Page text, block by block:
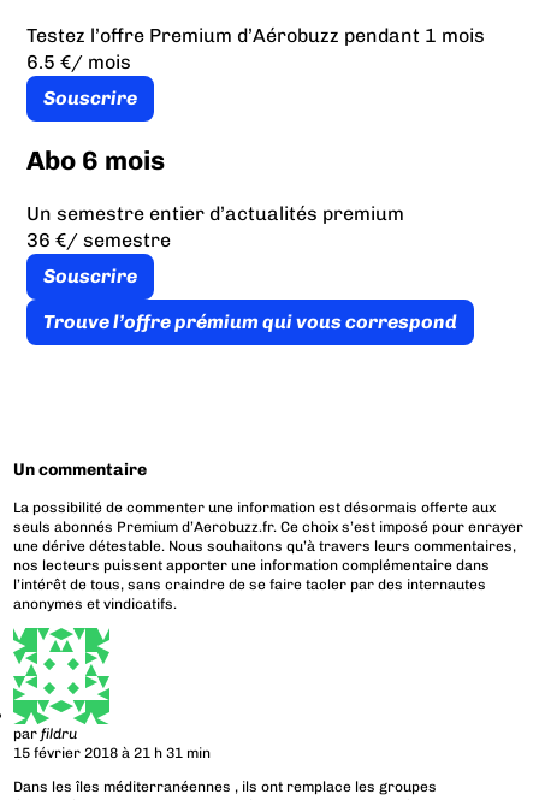
Testez l’offre Premium d’Aérobuzz pendant 1 mois
6.5 €/ mois
Souscrire
Abo 6 mois
Un semestre entier d’actualités premium
36 €/ semestre
Souscrire
Trouve l’offre prémium qui vous correspond
Un commentaire
La possibilité de commenter une information est désormais offerte aux
seuls abonnés Premium d’Aerobuzz.fr. Ce choix s’est imposé pour enrayer
une dérive détestable. Nous souhaitons qu’à travers leurs commentaires,
nos lecteurs puissent apporter une information complémentaire dans
l’intérêt de tous, sans craindre de se faire tacler par des internautes
anonymes et vindicatifs.
parfildru
15 février 2018 à 21 h 31 min
Dans les îles méditerranéennes , ils ont remplace les groupes